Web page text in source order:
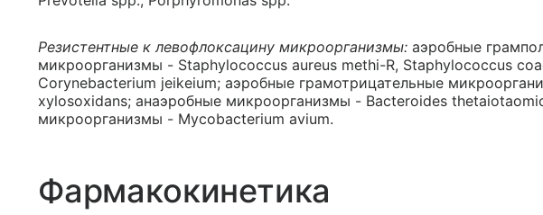
Резистентные к левофлоксацину микроорганизмы: аэробные
микроорганизмы - Staphylococcus aureus methi-R, Staphylococcus
Corynebacterium jeikeium; аэробные грамотрицательные
xylosoxidans; анаэробные микроорганизмы - Bacteroides
микроорганизмы - Mycobacterium avium.
Фармакокинетика